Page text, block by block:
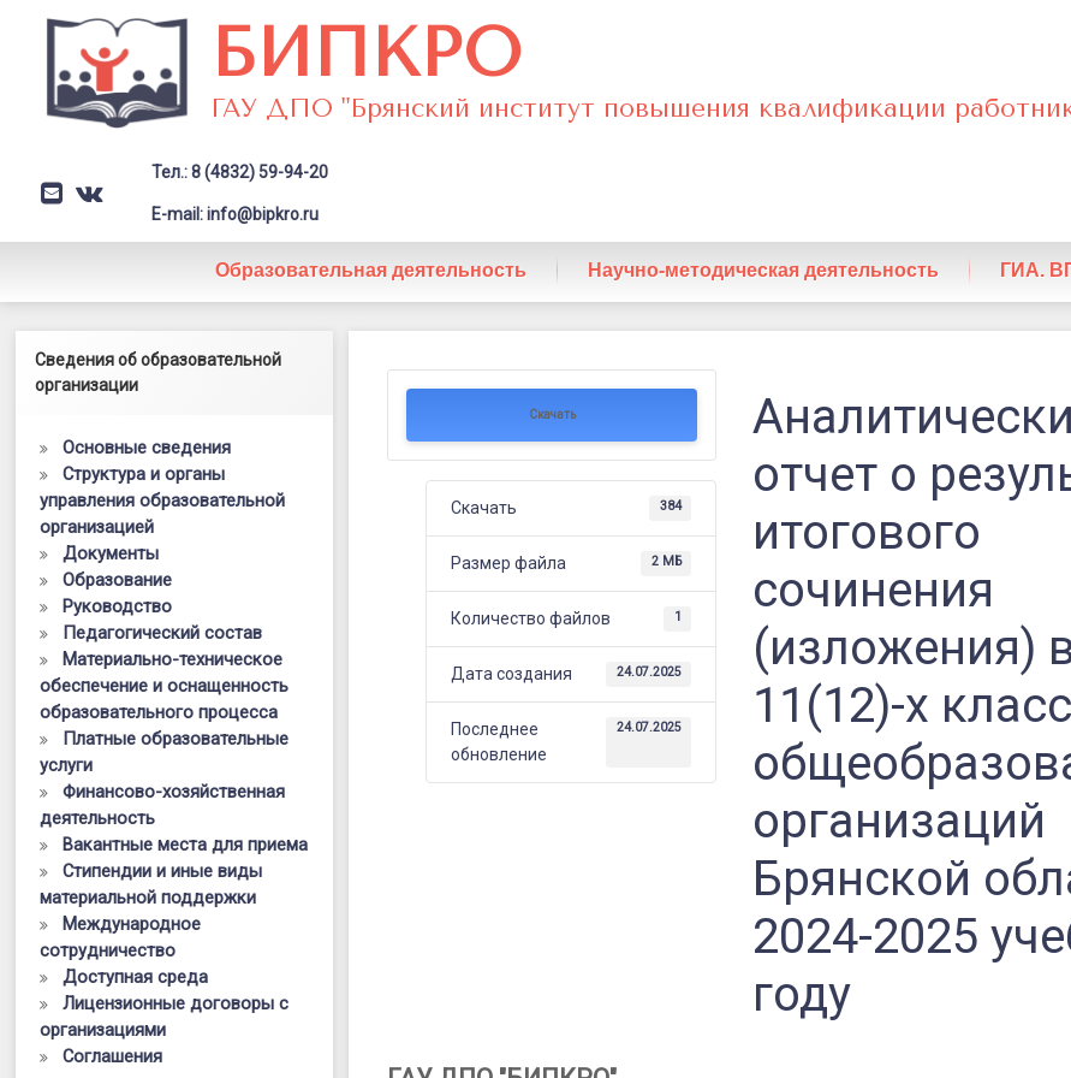
содержимому
БИПКРО
ГАУ ДПО "Брянский институт повышения квалификации
E-mail
VK Заголовок сайта → второстепенный
Тел.: 8 (4832) 59-94-20
E-mail: info@bipkro.ru
Образовательная деятельность Научно-методическая деятельность ГИА.
отчет
результатах
итогового
сочинения
(изложения)
11(12)-
классах
общеобразовательных
учебном
Скачать
Скачать 384
Размер файла 2 МБ
Количество файлов 1
Дата создания 24.07.2025
Последнее
обновление
24.07.2025
отчет о
итогового
сочинения
(изложения)
11(12)-х
организаций
Брянской
2024-2025
году
Левый сайдбар
Сведения об образовательной
организации
Основные сведения
Структура и органы
управления образовательной
организацией
Документы
Образование
Руководство
Педагогический состав
Материально-техническое
обеспечение и оснащенность
образовательного процесса
Платные образовательные
услуги
Финансово-хозяйственная
деятельность
Вакантные места для приема
Стипендии и иные виды
материальной поддержки
Международное
сотрудничество
Доступная среда
Лицензионные договоры с
организациями
Соглашения